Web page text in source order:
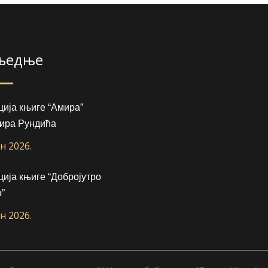
књиге “Амира”
Рундића
2026.
књиге “Добројутро
2026.